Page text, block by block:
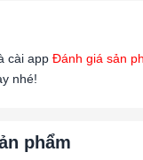
cao, đáp ứng linh hoạt
gió đi qua đều, hạn
phù hợp cho các hệ
cài app Đánh giá sản
nhé!
phẩm